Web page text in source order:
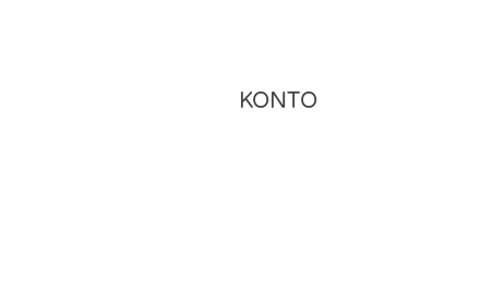
KONTO